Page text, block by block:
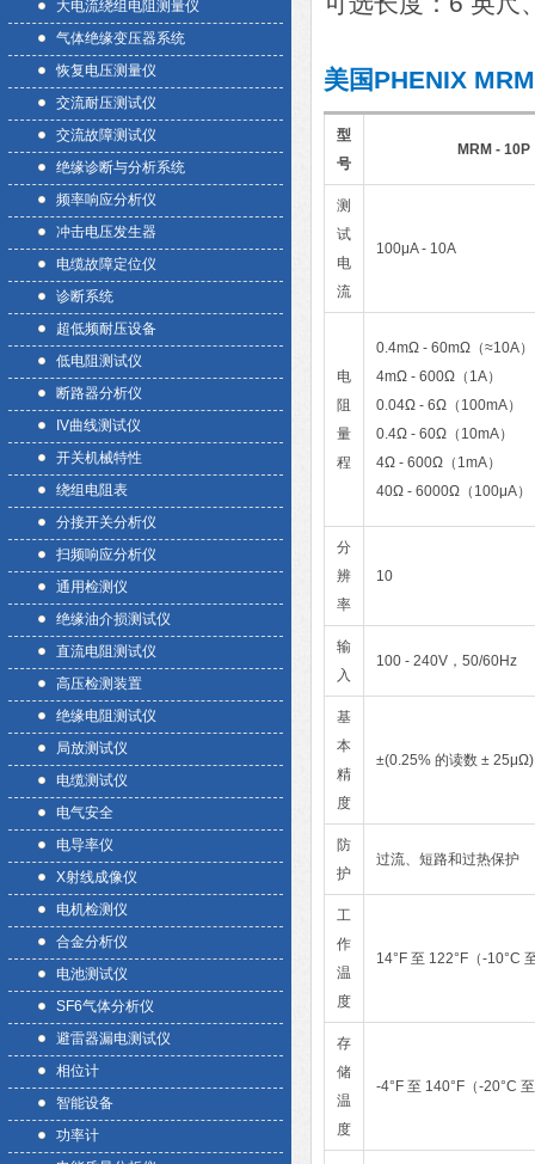
大电流绕组电阻测量仪
气体绝缘变压器系统
恢复电压测量仪
交流耐压测试仪
交流故障测试仪
绝缘诊断与分析系统
频率响应分析仪
冲击电压发生器
电缆故障定位仪
诊断系统
超低频耐压设备
低电阻测试仪
断路器分析仪
IV曲线测试仪
开关机械特性
绕组电阻表
分接开关分析仪
扫频响应分析仪
通用检测仪
绝缘油介损测试仪
直流电阻测试仪
高压检测装置
绝缘电阻测试仪
局放测试仪
电缆测试仪
电气安全
电导率仪
X射线成像仪
电机检测仪
合金分析仪
电池测试仪
SF6气体分析仪
避雷器漏电测试仪
相位计
智能设备
功率计
美国PHENIX
型
号
MRM - 10P
测
试
电
流
100μA - 10A
电
阻
量
程
0.4mΩ - 60mΩ（≈10A）
4mΩ - 600Ω（1A）
0.04Ω - 6Ω（100mA）
0.4Ω - 60Ω（10mA）
4Ω - 600Ω（1mA）
40Ω - 6000Ω（100μA）
分
辨
率
10
输
入
100 - 240V，50/60Hz
基
本
精
度
±(0.25% 的读数 ± 25μΩ)
防
护
过流、短路和过热保护
工
作
温
度
14°F 至 122°F（-10°C
存
储
温
度
-4°F 至 140°F（-20°C